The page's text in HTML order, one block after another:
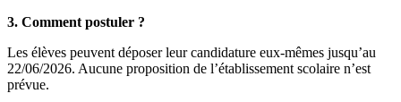
3. Comment postuler ?
Les élèves peuvent déposer leur candidature eux-mêmes jusqu’au
22/06/2026. Aucune proposition de l’établissement scolaire n’est
prévue.